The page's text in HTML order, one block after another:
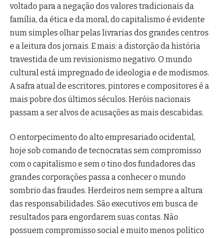
voltado para a negação dos valores tradicionais da
família, da ética e da moral, do capitalismo é evidente
num simples olhar pelas livrarias dos grandes centros
e a leitura dos jornais. E mais: a distorção da história
travestida de um revisionismo negativo. O mundo
cultural está impregnado de ideologia e de modismos.
A safra atual de escritores, pintores e compositores é a
mais pobre dos últimos séculos. Heróis nacionais
passam a ser alvos de acusações as mais descabidas.
O entorpecimento do alto empresariado ocidental,
hoje sob comando de tecnocratas sem compromisso
com o capitalismo e sem o tino dos fundadores das
grandes corporações passa a conhecer o mundo
sombrio das fraudes. Herdeiros nem sempre a altura
das responsabilidades. São executivos em busca de
resultados para engordarem suas contas. Não
possuem compromisso social e muito menos político